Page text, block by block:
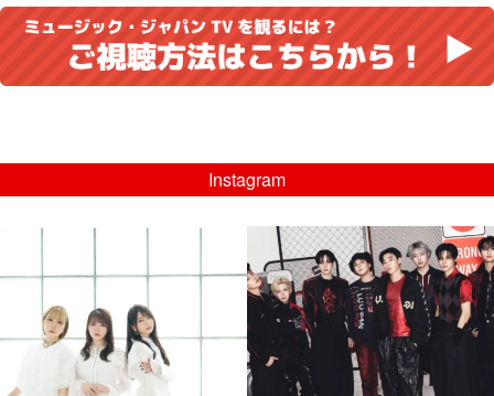
Instagram
...
8月 4
4 0
musicjapantv
💡08/05(水)23:00特番放送！
...
8月 4
4 0